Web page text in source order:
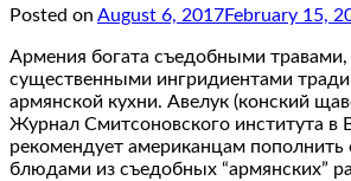
Posted on August 6, 2017February 15,
Армения богата съедобными
существенными ингридиентами
армянской кухни. Авелук (конский
Журнал Смитсоновского института в
рекомендует американцам пополнить
блюдами из съедобных “армянских”